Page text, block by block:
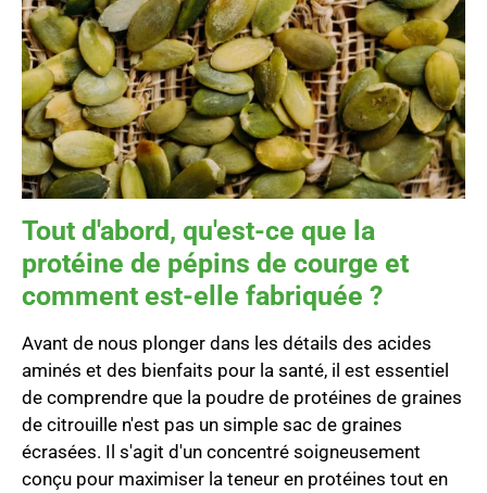
Tout d'abord, qu'est-ce que la
protéine de pépins de courge et
comment est-elle fabriquée ?
Avant de nous plonger dans les détails des acides
aminés et des bienfaits pour la santé, il est essentiel
de comprendre que la poudre de protéines de graines
de citrouille n'est pas un simple sac de graines
écrasées. Il s'agit d'un concentré soigneusement
conçu pour maximiser la teneur en protéines tout en